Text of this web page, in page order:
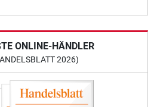
ONLINE-HÄNDLER
2026)